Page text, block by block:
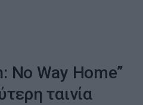
No Way Home”
ταινία